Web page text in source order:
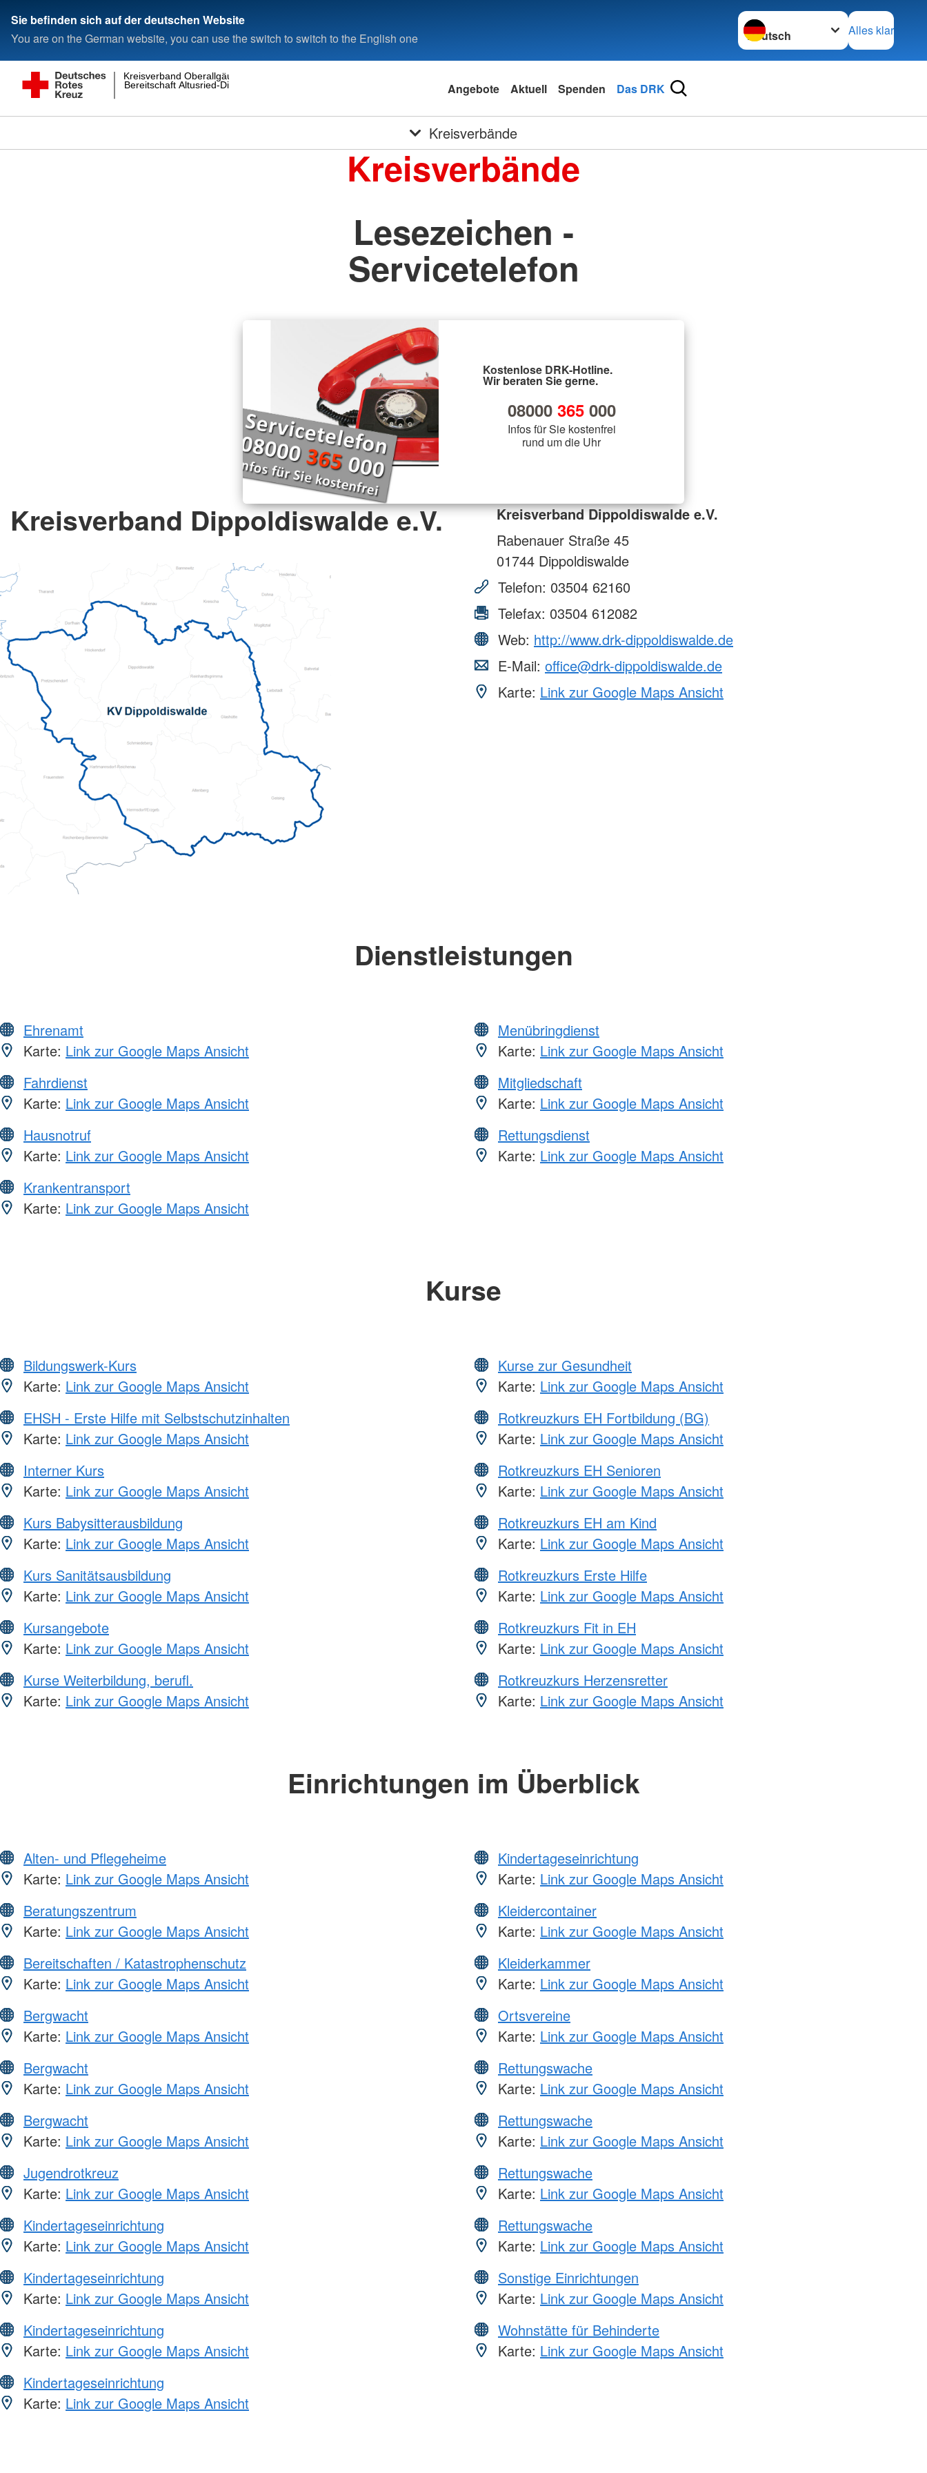
Sie befinden sich auf der deutschen Website
You are on the German website, you can use the switch to switch to the English one
Sprache wechseln zu
Alles klar
Bereitschaft Altusried-Dietmannsried
Kreisverband Oberallgäu
Angebote Aktuell Spenden Das DRK
Kreisverbände
Kreisverbände
Lesezeichen -
Servicetelefon
Kostenlose DRK-Hotline.
Wir beraten Sie gerne.
08000 365000
Infos für Sie kostenfrei
rund um die Uhr
Kreisverband Dippoldiswalde e.V.
Kreisverband Dippoldiswalde e.V.
Rabenauer Straße 45
01744 Dippoldiswalde
Telefon: 03504 62160
Telefax: 03504 612082
Web: http://www.drk-dippoldiswalde.de
E-Mail: office@drk-dippoldiswalde.de
Karte: Link zur Google Maps Ansicht
Dienstleistungen
Ehrenamt
Karte: Link zur Google Maps Ansicht
Fahrdienst
Karte: Link zur Google Maps Ansicht
Hausnotruf
Karte: Link zur Google Maps Ansicht
Krankentransport
Karte: Link zur Google Maps Ansicht
Menübringdienst
Karte: Link zur Google Maps Ansicht
Mitgliedschaft
Karte: Link zur Google Maps Ansicht
Rettungsdienst
Karte: Link zur Google Maps Ansicht
Kurse
Bildungswerk-Kurs
Karte: Link zur Google Maps Ansicht
EHSH - Erste Hilfe mit Selbstschutzinhalten
Karte: Link zur Google Maps Ansicht
Interner Kurs
Karte: Link zur Google Maps Ansicht
Kurs Babysitterausbildung
Karte: Link zur Google Maps Ansicht
Kurs Sanitätsausbildung
Karte: Link zur Google Maps Ansicht
Kursangebote
Karte: Link zur Google Maps Ansicht
Kurse Weiterbildung, berufl.
Karte: Link zur Google Maps Ansicht
Kurse zur Gesundheit
Karte: Link zur Google Maps Ansicht
Rotkreuzkurs EH Fortbildung (BG)
Karte: Link zur Google Maps Ansicht
Rotkreuzkurs EH Senioren
Karte: Link zur Google Maps Ansicht
Rotkreuzkurs EH am Kind
Karte: Link zur Google Maps Ansicht
Rotkreuzkurs Erste Hilfe
Karte: Link zur Google Maps Ansicht
Rotkreuzkurs Fit in EH
Karte: Link zur Google Maps Ansicht
Rotkreuzkurs Herzensretter
Karte: Link zur Google Maps Ansicht
Einrichtungen im Überblick
Alten- und Pflegeheime
Karte: Link zur Google Maps Ansicht
Beratungszentrum
Karte: Link zur Google Maps Ansicht
Bereitschaften / Katastrophenschutz
Karte: Link zur Google Maps Ansicht
Bergwacht
Karte: Link zur Google Maps Ansicht
Bergwacht
Karte: Link zur Google Maps Ansicht
Bergwacht
Karte: Link zur Google Maps Ansicht
Jugendrotkreuz
Karte: Link zur Google Maps Ansicht
Kindertageseinrichtung
Karte: Link zur Google Maps Ansicht
Kindertageseinrichtung
Karte: Link zur Google Maps Ansicht
Kindertageseinrichtung
Karte: Link zur Google Maps Ansicht
Kindertageseinrichtung
Karte: Link zur Google Maps Ansicht
Kindertageseinrichtung
Karte: Link zur Google Maps Ansicht
Kleidercontainer
Karte: Link zur Google Maps Ansicht
Kleiderkammer
Karte: Link zur Google Maps Ansicht
Ortsvereine
Karte: Link zur Google Maps Ansicht
Rettungswache
Karte: Link zur Google Maps Ansicht
Rettungswache
Karte: Link zur Google Maps Ansicht
Rettungswache
Karte: Link zur Google Maps Ansicht
Rettungswache
Karte: Link zur Google Maps Ansicht
Sonstige Einrichtungen
Karte: Link zur Google Maps Ansicht
Wohnstätte für Behinderte
Karte: Link zur Google Maps Ansicht